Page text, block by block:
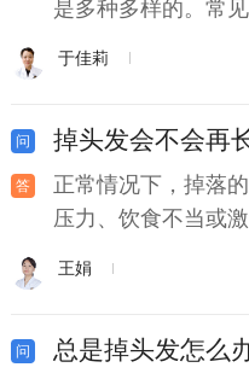
是多种多样的。常
于佳莉
掉头发会不会再
正常情况下，掉落
压力、饮食不当或
王娟
总是掉头发怎么